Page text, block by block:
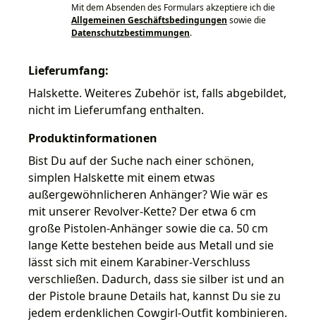
Mit dem Absenden des Formulars akzeptiere ich die
Allgemeinen Geschäftsbedingungen sowie die
Datenschutzbestimmungen.
Lieferumfang:
Halskette. Weiteres Zubehör ist, falls abgebildet,
nicht im Lieferumfang enthalten.
Produktinformationen
Bist Du auf der Suche nach einer schönen,
simplen Halskette mit einem etwas
außergewöhnlicheren Anhänger? Wie wär es
mit unserer Revolver-Kette? Der etwa 6 cm
große Pistolen-Anhänger sowie die ca. 50 cm
lange Kette bestehen beide aus Metall und sie
lässt sich mit einem Karabiner-Verschluss
verschließen. Dadurch, dass sie silber ist und an
der Pistole braune Details hat, kannst Du sie zu
jedem erdenklichen Cowgirl-Outfit kombinieren.